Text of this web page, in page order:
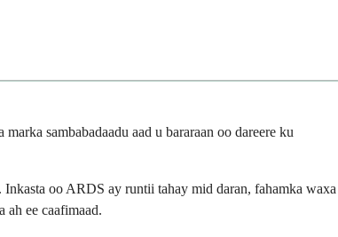
sambabadaadu aad u bararaan oo dareere ku
Inkasta oo ARDS ay runtii tahay mid daran, fahamka waxa
ah ee caafimaad.